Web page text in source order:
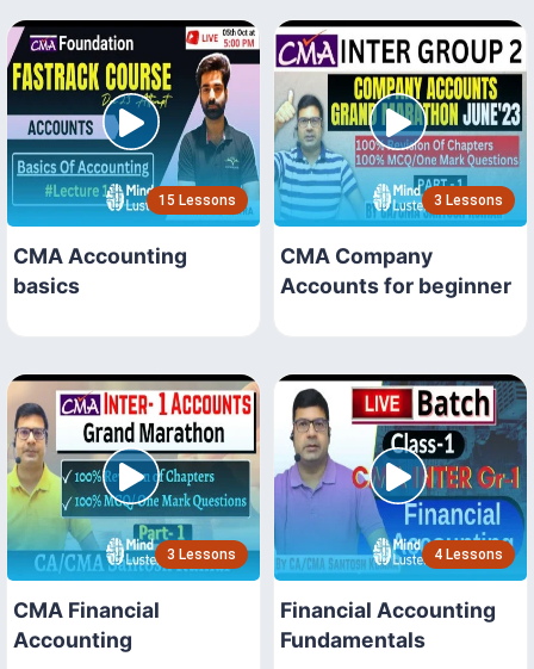
15 Lessons
CMA Accounting
basics
3 Lessons
CMA Company
Accounts for beginner
3 Lessons
CMA Financial
Accounting
4 Lessons
Financial Accounting
Fundamentals